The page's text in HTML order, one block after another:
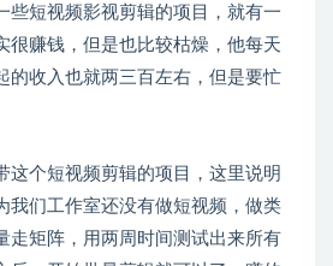
些短视频影视剪辑的项目，就有一
很赚钱，但是也比较枯燥，他每天
的收入也就两三百左右，但是要忙
这个短视频剪辑的项目，这里说明
我们工作室还没有做短视频，做类
走矩阵，用两周时间测试出来所有